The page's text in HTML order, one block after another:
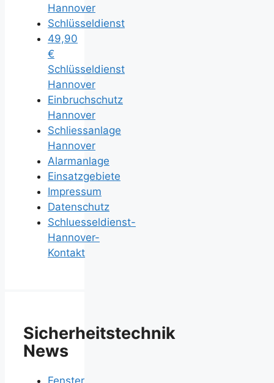
Hannover
Schlüsseldienst
49,90
€
Schlüsseldienst
Hannover
Einbruchschutz
Hannover
Schliessanlage
Hannover
Alarmanlage
Einsatzgebiete
Impressum
Datenschutz
Schluesseldienst-
Hannover-
Kontakt
Sicherheitstechnik
News